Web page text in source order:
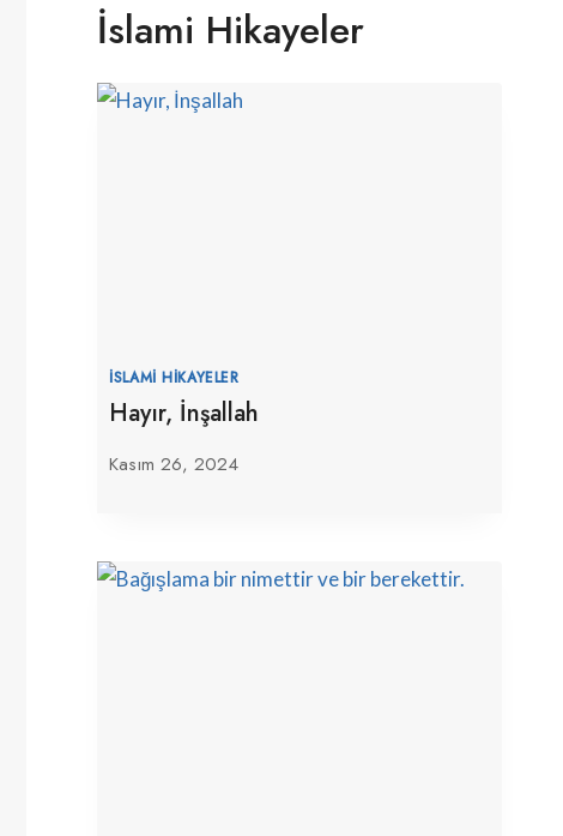
İslami Hikayeler
İSLAMI HIKAYELER
Hayır, İnşallah
Kasım 26, 2024